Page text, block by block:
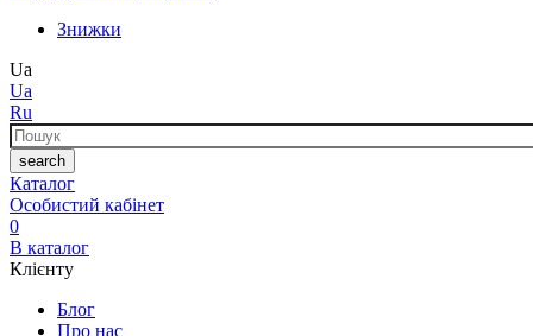
Знижки
Ua
Ua
Ru
Пошук
search
Каталог
Особистий кабінет
0
В каталог
Клієнту
Блог
Про нас